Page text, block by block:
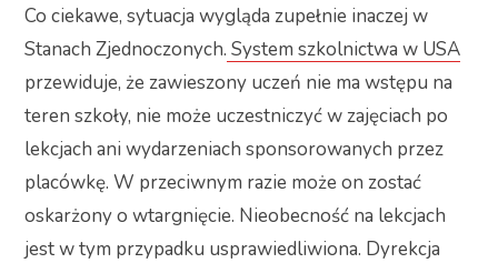
Co ciekawe, sytuacja wygląda zupełnie inaczej w
Stanach Zjednoczonych. System szkolnictwa w USA
przewiduje, że zawieszony uczeń nie ma wstępu na
teren szkoły, nie może uczestniczyć w zajęciach po
lekcjach ani wydarzeniach sponsorowanych przez
placówkę. W przeciwnym razie może on zostać
oskarżony o wtargnięcie. Nieobecność na lekcjach
jest w tym przypadku usprawiedliwiona. Dyrekcja